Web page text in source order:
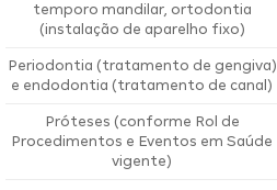
temporo mandilar, ortodontia
(instalação de aparelho fixo)
Periodontia (tratamento de gengiva)
e endodontia (tratamento de canal)
Próteses (conforme Rol de
Procedimentos e Eventos em Saúde
vigente)